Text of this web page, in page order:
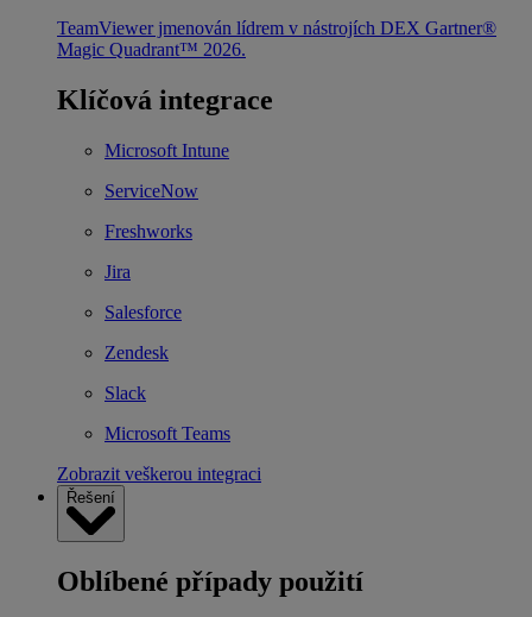
TeamViewer jmenován lídrem v nástrojích DEX Gartner®
Magic Quadrant™ 2026.
Klíčová integrace
Microsoft Intune
ServiceNow
Freshworks
Jira
Salesforce
Zendesk
Slack
Microsoft Teams
Zobrazit veškerou integraci
Řešení
Oblíbené případy použití